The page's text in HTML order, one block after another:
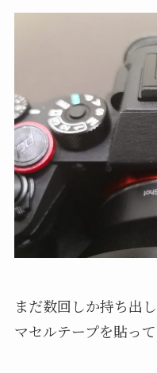
まだ数回しか持ち出
マセルテープを貼っ